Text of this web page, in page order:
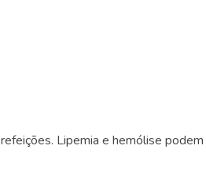
Lipemia e hemólise